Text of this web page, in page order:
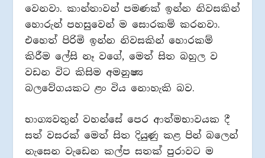
වෙනවා. කාන්තාවන් පමණක් ඉන්න නිවසකින්
හොරුන් පහසුවෙන් ම සොරකම් කරනවා.
එහෙත් පිරිමි ඉන්න නිවසකින් හොරකම්
කිරීම ලේසි නෑ වගේ, මෙත් සිත බහුල ව
වඩන විට කිසිම අමනුෂ්‍ය
බලවේගයකට ළං විය නොහැකි බව.
භාග්‍යවතුන් වහන්සේ පෙර ආත්මභාවයක දී
සත් වසරක් මෙත් සිත දියුණු කළ පින් බලෙන්
නැසෙන වැඩෙන කල්ප සතක් පුරාවට ම